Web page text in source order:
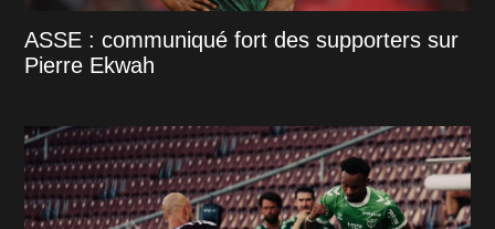
ASSE : communiqué fort des supporters sur
Pierre Ekwah